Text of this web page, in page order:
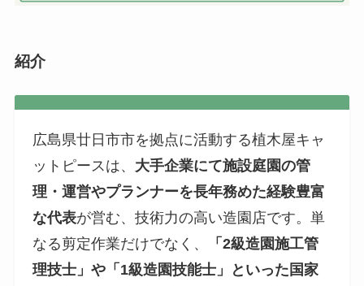
紹介
広島県廿日市市を拠点に活動する植木屋キャ
ットピースは、 大手企業にて施設庭園の管
理・運営やプランナーを長年務めた経験豊富
な代表が営む、技術力の高い造園店です。単
なる剪定作業だけでなく、
「2級造園施工管
理技士」や「1級造園技能士」といった国家